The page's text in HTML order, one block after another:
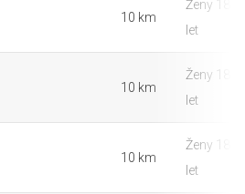
10 km
Ženy 18 –
let
10 km
Ženy 18 –
let
10 km
Ženy 18 –
let